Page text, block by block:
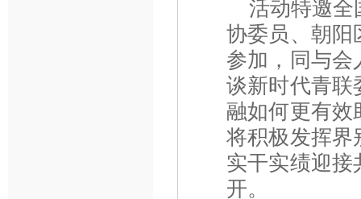
活动特邀全
协委员、朝阳
参加，同与会
谈新时代青联
融如何更有效
将积极发挥界
实干实绩迎接
开。